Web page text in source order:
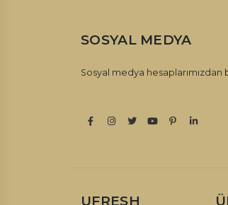
sunulur. Ufresh markasıyla
SOSYAL MEDYA
Sosyal medya
UFRESH